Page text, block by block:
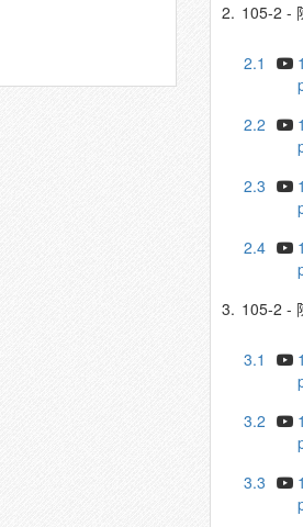
2. 105-2 -
2.1
2.2
2.3
2.4
3. 105-2 -
3.1
3.2
3.3